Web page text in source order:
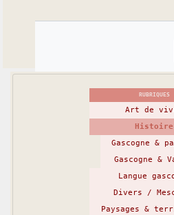
RUBRIQUES
Art de
Histoire
Gascogne &
Gascogne &
Langue
Divers /
Paysages &